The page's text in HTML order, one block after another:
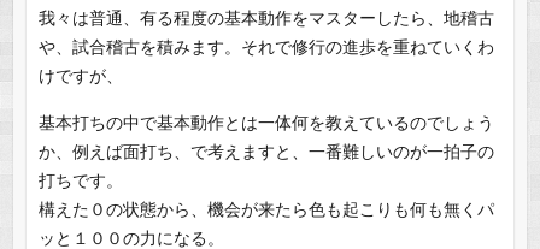
我々は普通、有る程度の基本動作をマスターしたら、地稽古
や、試合稽古を積みます。それで修行の進歩を重ねていくわ
けですが、
基本打ちの中で基本動作とは一体何を教えているのでしょう
か、例えば面打ち、で考えますと、一番難しいのが一拍子の
打ちです。
構えた０の状態から、機会が来たら色も起こりも何も無くパ
ッと１００の力になる。